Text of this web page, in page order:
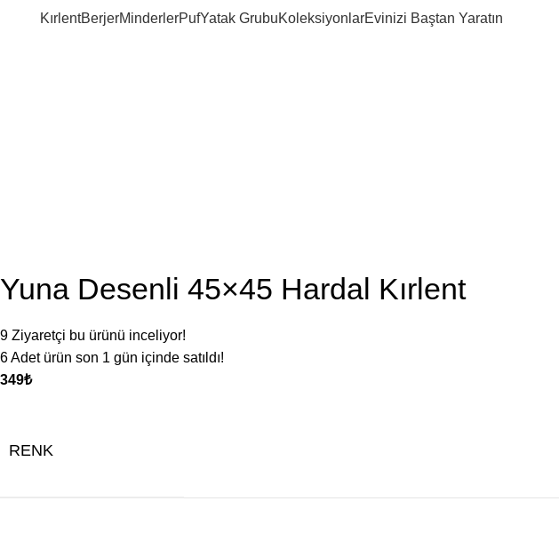
KırlentBerjerMinderlerPufYatak GrubuKoleksiyonlarEvinizi Baştan Yaratın
Yuna Desenli 45×45 Hardal Kırlent
9 Ziyaretçi bu ürünü inceliyor!
6Adet ürün son 1 gün içinde satıldı!
₺
RENK